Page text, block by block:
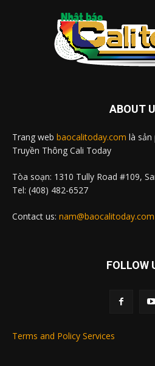
ABOUT
Trang web baocalitoday.com là sản
Truyền Thông Cali Today
Tòa soạn: 1310 Tully Road #109,
Tel: (408) 482-6527
Contact us: nam@baocalitoday.com
FOLLOW
Terms and Policy Services